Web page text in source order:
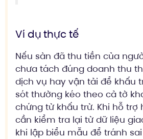
Ví dụ thực tế
Nếu sàn đã thu tiền của
chưa tách đúng doanh thu
dịch vụ hay vận tải để khấu
sót thường kéo theo cả tờ
chứng từ khấu trừ. Khi hỗ trợ
cần kiểm tra lại từ dữ liệu
khi lập biểu mẫu để tránh